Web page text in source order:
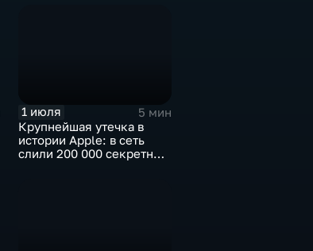
1 июля
5 мин
Крупнейшая утечка в
истории Apple: в сеть
слили 200 000 секретных